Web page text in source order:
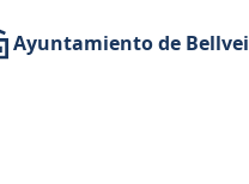
Ayuntamiento de Bellvei